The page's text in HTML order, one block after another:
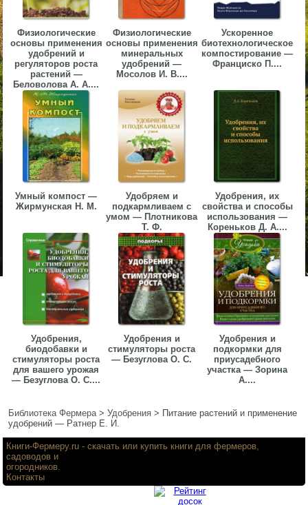
Физиологические
основы применения
удобрений и
регуляторов роста
растений —
Беловолова А. А....
Физиологические
основы применения
минеральных
удобрений —
Мосолов И. В....
Ускоренное
биотехнологическое
компостирование —
Франциско П....
Умный компост —
Жирмунская Н. М.
Удобряем и
подкармливаем с
умом — Плотникова
Т. Ф.
Удобрения, их
свойства и способы
использования —
Кореньков Д. А....
Удобрения,
биодобавки и
стимуляторы роста
для вашего урожая
— Безуглова О. С....
Удобрения и
стимуляторы роста
— Безуглова О. С.
Удобрения и
подкормки для
приусадебного
участка — Зорина
А....
Библиотека Фермера>Удобрения > Питание растений и применение
удобрений — Ратнер Е. И.
▼
▼
Книги-Фермеру.ru - скачать или купить книги для фермеров,
садоводов и
огородников.
Контакты